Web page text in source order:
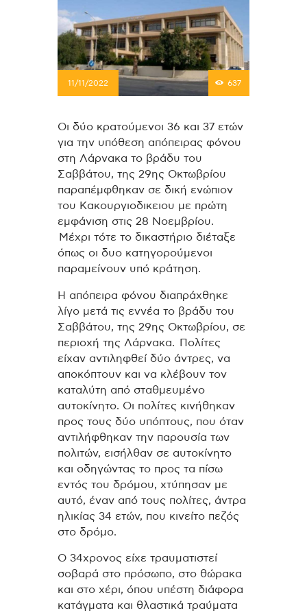
11/11/2022 637
Οι δύο κρατούμενοι 36 και 37 ετών
για την υπόθεση απόπειρας φόνου
στη Λάρνακα το βράδυ του
Σαββάτου, της 29ης Οκτωβρίου
παραπέμφθηκαν σε δική ενώπιον
του Κακουργιοδικειου με πρώτη
εμφάνιση στις 28 Νοεμβρίου.
Μέχρι τότε το δικαστήριο διέταξε
όπως οι δυο κατηγορούμενοι
παραμείνουν υπό κράτηση.
Η απόπειρα φόνου διαπράχθηκε
λίγο μετά τις εννέα το βράδυ του
Σαββάτου, της 29ης Οκτωβρίου, σε
περιοχή της Λάρνακα. Πολίτες
είχαν αντιληφθεί δύο άντρες, να
αποκόπτουν και να κλέβουν τον
καταλύτη από σταθμευμένο
αυτοκίνητο. Οι πολίτες κινήθηκαν
προς τους δύο υπόπτους, που όταν
αντιλήφθηκαν την παρουσία των
πολιτών, εισήλθαν σε αυτοκίνητο
και οδηγώντας το προς τα πίσω
εντός του δρόμου, χτύπησαν με
αυτό, έναν από τους πολίτες, άντρα
ηλικίας 34 ετών, που κινείτο πεζός
στο δρόμο.
Ο 34χρονος είχε τραυματιστεί
σοβαρά στο πρόσωπο, στο θώρακα
και στο χέρι, όπου υπέστη διάφορα
κατάγματα και θλαστικά τραύματα